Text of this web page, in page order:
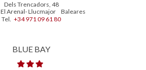
Dels Trencadors, 48
El Arenal- Llucmajor
Baleares
Tel. +34 971 09 61 80
BLUE BAY